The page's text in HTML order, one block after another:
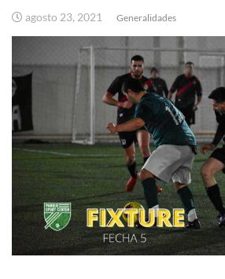
agosto 23, 2021 Generalidades